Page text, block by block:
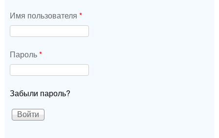
Имя пользователя *
Пароль*
Забыли пароль?